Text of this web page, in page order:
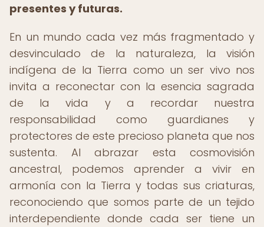
presentes y futuras.
En un mundo cada vez más fragmentado y
desvinculado de la naturaleza, la visión
indígena de la Tierra como un ser vivo nos
invita a reconectar con la esencia sagrada
de la vida y a recordar nuestra
responsabilidad como guardianes y
protectores de este precioso planeta que nos
sustenta. Al abrazar esta cosmovisión
ancestral, podemos aprender a vivir en
armonía con la Tierra y todas sus criaturas,
reconociendo que somos parte de un tejido
interdependiente donde cada ser tiene un